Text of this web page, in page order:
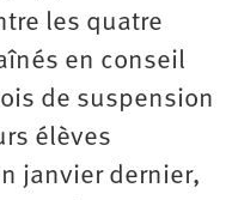
les quatre
en conseil
de suspension
élèves
janvier dernier,